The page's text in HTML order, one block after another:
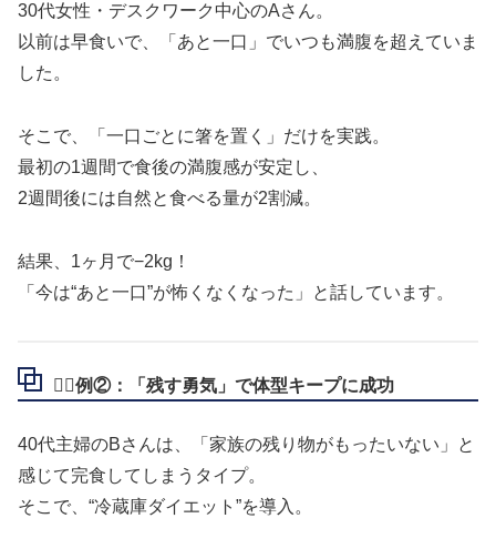
30代女性・デスクワーク中心のAさん。
以前は早食いで、「あと一口」でいつも満腹を超えていま
した。
そこで、「一口ごとに箸を置く」だけを実践。
最初の1週間で食後の満腹感が安定し、
2週間後には自然と食べる量が2割減。
結果、1ヶ月で−2kg！
「今は“あと一口”が怖くなくなった」と話しています。
🧍‍♀️例②：「残す勇気」で体型キープに成功
40代主婦のBさんは、「家族の残り物がもったいない」と
感じて完食してしまうタイプ。
そこで、“冷蔵庫ダイエット”を導入。